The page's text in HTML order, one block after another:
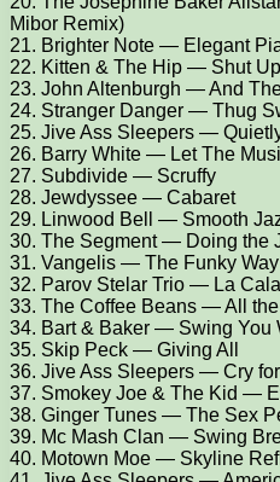
Mibor Remix)
21. Brighter Note — Elegant
22. Kitten & The Hip — Shut
23. John Altenburgh — And
24. Stranger Danger — Thug
25. Jive Ass Sleepers —
26. Barry White — Let The
27. Subdivide — Scruffy
28. Jewdyssee — Cabaret
29. Linwood Bell — Smooth
30. The Segment — Doing the
31. Vangelis — The Funky Way
32. Parov Stelar Trio — La
33. The Coffee Beans — All
34. Bart & Baker — Swing You
35. Skip Peck — Giving All
36. Jive Ass Sleepers — Cry
37. Smokey Joe & The Kid —
38. Ginger Tunes — The Sex
39. Mc Mash Clan — Swing
40. Motown Moe — Skyline